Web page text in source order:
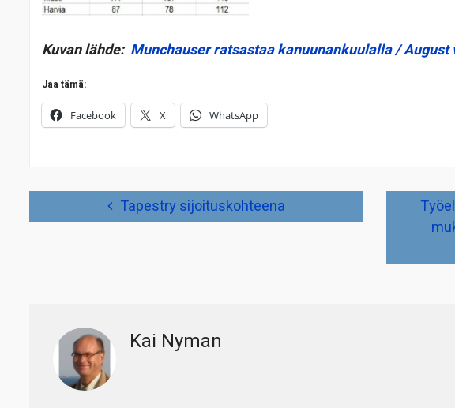
Kuvan lähde: Munchauser ratsastaa kanuunankuulalla / August
Jaa tämä:
Facebook X WhatsApp
Tapestry sijoituskohteena
Kai Nyman